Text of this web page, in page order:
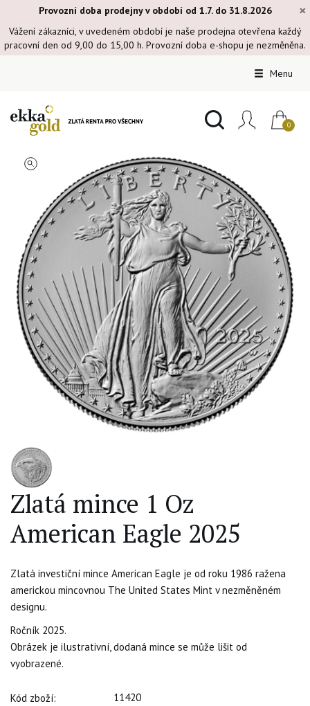
×
Provozní doba prodejny v období od 1.7. do 31.8.2026
Vážení zákazníci, v uvedeném období je naše prodejna otevřena každý
pracovní den od 9,00 do 15,00 h. Provozní doba e-shopu je nezměněna.
Menu
Zlatá mince 1 Oz
American Eagle 2025
Zlatá investiční mince American Eagle je od roku 1986 ražena
americkou mincovnou The United States Mint v nezměněném
designu.
Ročník 2025.
Obrázek je ilustrativní, dodaná mince se může lišit od
vyobrazené.
Kód zboží:
11420